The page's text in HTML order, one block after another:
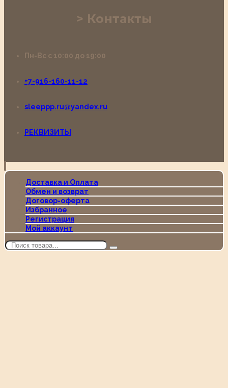
Контакты
Пн-Вс с 10:00 до 19:00
+7-916-160-11-12
sleeppp.ru@yandex.ru
РЕКВИЗИТЫ
Доставка и Оплата
Обмен и возврат
Договор-оферта
Избранное
Регистрация
Мой аккаунт